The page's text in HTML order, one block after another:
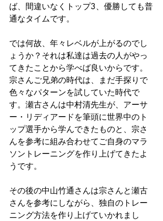
ば、間違いなくトップ3、優勝しても普
通なタイムです。
では何故、年々レベルが上がるのでし
ょうか？それは私達は過去の人がやっ
てきたことから学べば良いからです。
宗さんご兄弟の時代は、まだ手探りで
色々なパターンを試していた時代で
す。瀬古さんは中村清先生が、アーサ
ー・リディアードを筆頭に世界中のト
ップ選手から学んできたものと、宗さ
んを参考に組み合わせてご自身のマラ
ソントレーニングを作り上げてきたよ
うです。
その後の中山竹通さんは宗さんと瀬古
さんを参考にしながら、独自のトレー
ニング方法を作り上げていかれまし